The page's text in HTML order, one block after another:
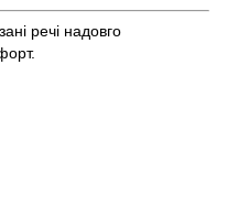
речі надовго